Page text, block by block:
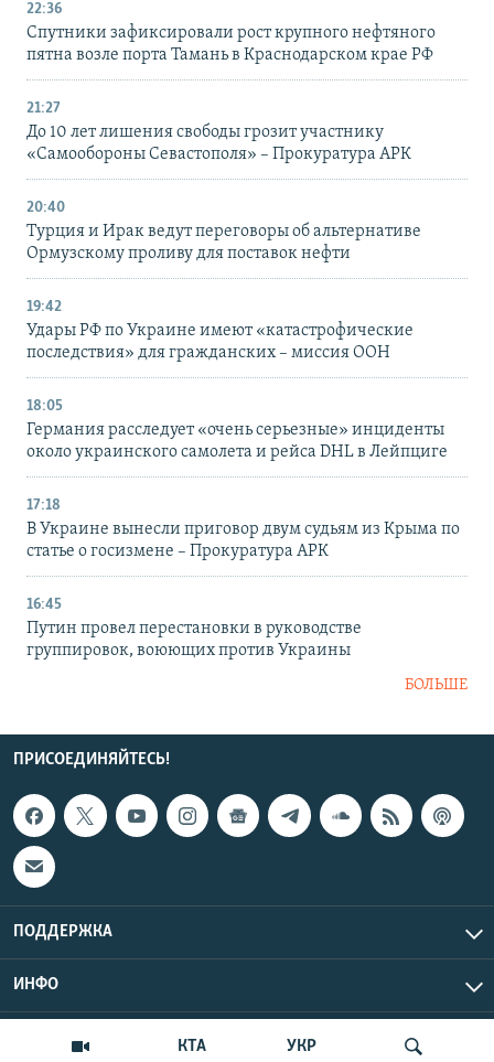
КТА УКР
22:36
Спутники зафиксировали рост крупного нефтяного
пятна возле порта Тамань в Краснодарском крае РФ
21:27
До 10 лет лишения свободы грозит участнику
«Самообороны Севастополя» – Прокуратура АРК
20:40
Турция и Ирак ведут переговоры об альтернативе
Ормузскому проливу для поставок нефти
19:42
Удары РФ по Украине имеют «катастрофические
последствия» для гражданских – миссия ООН
18:05
Германия расследует «очень серьезные» инциденты
около украинского самолета и рейса DHL в Лейпциге
17:18
В Украине вынесли приговор двум судьям из Крыма по
статье о госизмене – Прокуратура АРК
16:45
Путин провел перестановки в руководстве
группировок, воюющих против Украины
БОЛЬШЕ
ПРИСОЕДИНЯЙТЕСЬ!
ПОДДЕРЖКА
ИНФО
Copyright Крым.Реалии, 2026 | Все права защищены.
UTC+3